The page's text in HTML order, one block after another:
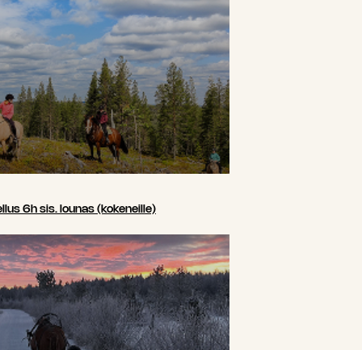
6h sis. lounas (kokeneille)